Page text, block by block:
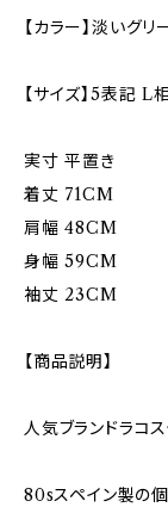
【カラー】淡いグリ
【サイズ】5表記 L
実寸 平置き
着丈 71CM
肩幅 48CM
身幅 59CM
袖丈 23CM
【商品説明】
人気ブランドラコ
80sスペイン製の個